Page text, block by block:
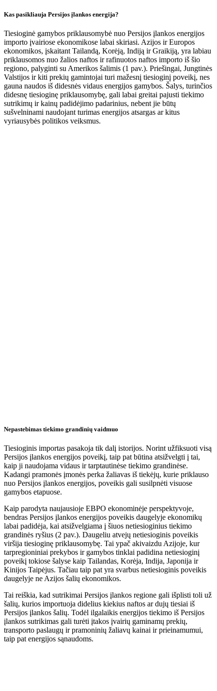
Kas pasikliauja Persijos įlankos energija?
Tiesioginė gamybos priklausomybė nuo Persijos įlankos energijos
importo įvairiose ekonomikose labai skiriasi. Azijos ir Europos
ekonomikos, įskaitant Tailandą, Korėją, Indiją ir Graikiją, yra labiau
priklausomos nuo žalios naftos ir rafinuotos naftos importo iš šio
regiono, palyginti su Amerikos šalimis (1 pav.). Priešingai, Jungtinės
Valstijos ir kiti prekių gamintojai turi mažesnį tiesioginį poveikį, nes
gauna naudos iš didesnės vidaus energijos gamybos. Šalys, turinčios
didesnę tiesioginę priklausomybę, gali labai greitai pajusti tiekimo
sutrikimų ir kainų padidėjimo padarinius, nebent jie būtų
sušvelninami naudojant turimas energijos atsargas ar kitus
vyriausybės politikos veiksmus.
Nepastebimas tiekimo grandinių vaidmuo
Tiesioginis importas pasakoja tik dalį istorijos. Norint užfiksuoti visą
Persijos įlankos energijos poveikį, taip pat būtina atsižvelgti į tai,
kaip ji naudojama vidaus ir tarptautinėse tiekimo grandinėse.
Kadangi pramonės įmonės perka žaliavas iš tiekėjų, kurie priklauso
nuo Persijos įlankos energijos, poveikis gali susilpnėti visuose
gamybos etapuose.
Kaip parodyta naujausioje EBPO ekonominėje perspektyvoje,
bendras Persijos įlankos energijos poveikis daugelyje ekonomikų
labai padidėja, kai atsižvelgiama į šiuos netiesioginius tiekimo
grandinės ryšius (2 pav.). Daugeliu atvejų netiesioginis poveikis
viršija tiesioginę priklausomybę. Tai ypač akivaizdu Azijoje, kur
tarpregioniniai prekybos ir gamybos tinklai padidina netiesioginį
poveikį tokiose šalyse kaip Tailandas, Korėja, Indija, Japonija ir
Kinijos Taipėjus. Tačiau taip pat yra svarbus netiesioginis poveikis
daugelyje ne Azijos šalių ekonomikos.
Tai reiškia, kad sutrikimai Persijos įlankos regione gali išplisti toli už
šalių, kurios importuoja didelius kiekius naftos ar dujų tiesiai iš
Persijos įlankos šalių. Todėl ilgalaikis energijos tiekimo iš Persijos
įlankos sutrikimas gali turėti įtakos įvairių gaminamų prekių,
transporto paslaugų ir pramoninių žaliavų kainai ir prieinamumui,
taip pat energijos sąnaudoms.